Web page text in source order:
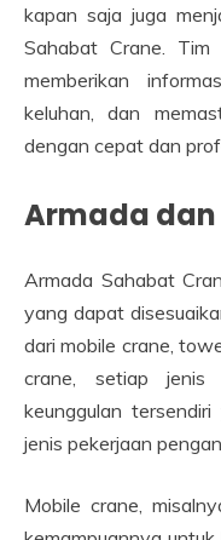
kapan saja juga
Sahabat Crane. Tim
memberikan
keluhan, dan
dengan cepat dan
Armada dan
Armada Sahabat
yang dapat
dari mobile crane,
crane, setiap jenis
keunggulan
jenis pekerjaan
Mobile crane,